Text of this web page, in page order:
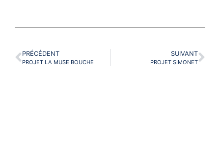
PRÉCÉDENT
PROJET LA MUSE BOUCHE
SUIVANT
PROJET SIMONET